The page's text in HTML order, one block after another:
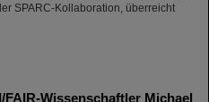
SPARC-Kollaboration, überreicht
Wissenschaftler Michael